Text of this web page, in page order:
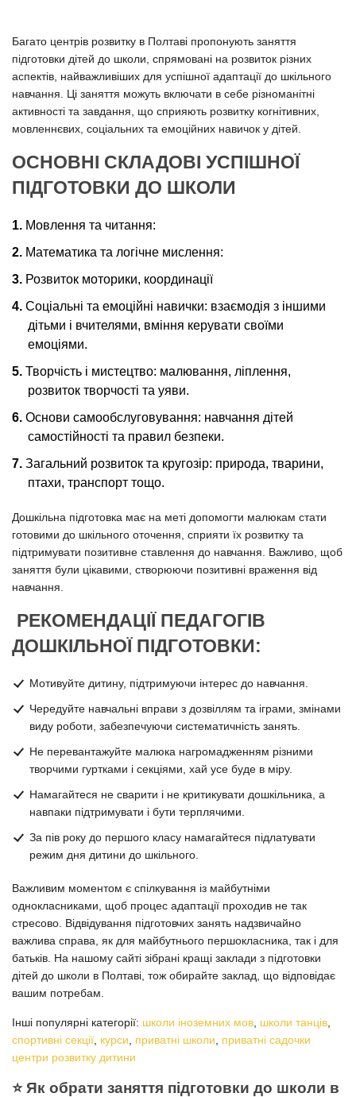
Багато центрів розвитку в Полтаві пропонують заняття
підготовки дітей до школи, спрямовані на розвиток різних
аспектів, найважливіших для успішної адаптації до шкільного
навчання. Ці заняття можуть включати в себе різноманітні
активності та завдання, що сприяють розвитку когнітивних,
мовленнєвих, соціальних та емоційних навичок у дітей.
ОСНОВНІ СКЛАДОВІ УСПІШНОЇ
ПІДГОТОВКИ ДО ШКОЛИ
Мовлення та читання:
Математика та логічне мислення:
Розвиток моторики, координації
Соціальні та емоційні навички: взаємодія з іншими
дітьми і вчителями, вміння керувати своїми
емоціями.
Творчість і мистецтво: малювання, ліплення,
розвиток творчості та уяви.
Основи самообслуговування: навчання дітей
самостійності та правил безпеки.
Загальний розвиток та кругозір: природа, тварини,
птахи, транспорт тощо.
Дошкільна підготовка має на меті допомогти малюкам стати
готовими до шкільного оточення, сприяти їх розвитку та
підтримувати позитивне ставлення до навчання. Важливо, щоб
заняття були цікавими, створюючи позитивні враження від
навчання.
РЕКОМЕНДАЦІЇ ПЕДАГОГІВ
ДОШКІЛЬНОЇ ПІДГОТОВКИ:
Мотивуйте дитину, підтримуючи інтерес до навчання.
Чередуйте навчальні вправи з дозвіллям та іграми, змінами
виду роботи, забезпечуючи систематичність занять.
Не перевантажуйте малюка нагромадженням різними
творчими гуртками і секціями, хай усе буде в міру.
Намагайтеся не сварити і не критикувати дошкільника, а
навпаки підтримувати і бути терплячими.
За пів року до першого класу намагайтеся підлатувати
режим дня дитини до шкільного.
Важливим моментом є спілкування із майбутніми
однокласниками, щоб процес адаптації проходив не так
стресово. Відвідування підготовчих занять надзвичайно
важлива справа, як для майбутнього першокласника, так і для
батьків. На нашому сайті зібрані кращі заклади з підготовки
дітей до школи в Полтаві, тож обирайте заклад, що відповідає
вашим потребам.
Інші популярні категорії: школи іноземних мов школи танців
спортивні секції курси приватні школи
приватні садочки
центри розвитку дитини
⭐️ Як обрати заняття підготовки до школи в